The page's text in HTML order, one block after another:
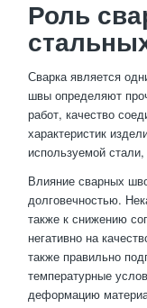
Роль
Сварка является
швы определяют
работ, качество
характеристик
используемой
Влияние сварных
долговечностью.
также к снижению
негативно на
также правильно
температурные
деформацию